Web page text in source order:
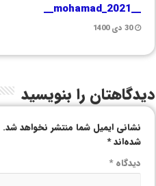
__mohamad_2021__
30 دی 1400
دیدگاهتان را بنویسید
نشانی ایمیل شما منتشر نخواهد شد.
شده‌اند*
دیدگاه*